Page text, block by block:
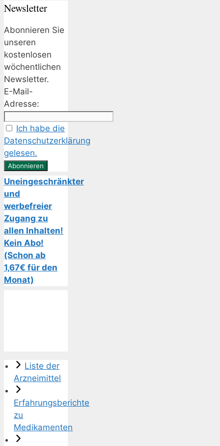
Newsletter
Abonnieren Sie
unseren
kostenlosen
wöchentlichen
Newsletter.
E-Mail-
Adresse:
Ich habe die
Datenschutzerklärung
gelesen.
Uneingeschränkter
und
werbefreier
Zugang zu
allen Inhalten!
Kein Abo!
(Schon ab
1,67€ für den
Monat)
Liste der
Arzneimittel
Erfahrungsberichte
zu
Medikamenten